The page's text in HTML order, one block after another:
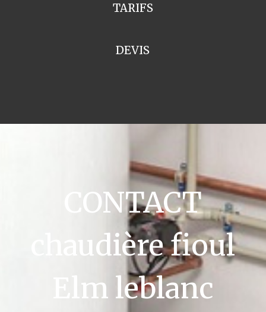
TARIFS
DEVIS
CONTACT
chaudière fioul
Elm leblanc